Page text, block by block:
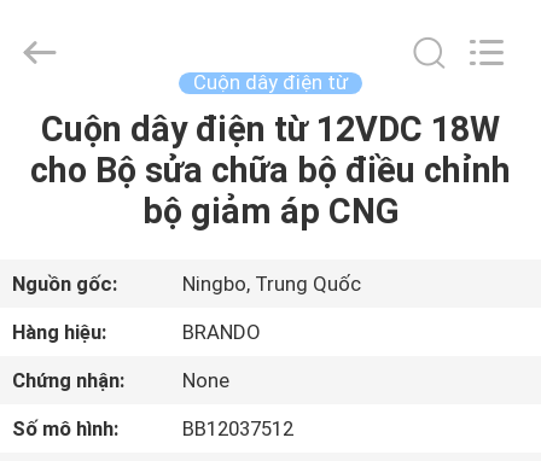
NHÀ
VỀ
CHÚNG
Brando
Hardware
Reserved.
Cuộn dây điện từ
Cuộn dây điện từ 12VDC 18W
cho Bộ sửa chữa bộ điều chỉnh
bộ giảm áp CNG
Nguồn gốc:
Ningbo, Trung Quốc
Hàng hiệu:
BRANDO
Chứng nhận:
None
Số mô hình:
BB12037512